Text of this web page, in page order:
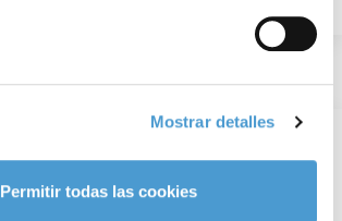
Mostrar detalles
Permitir todas las cookies